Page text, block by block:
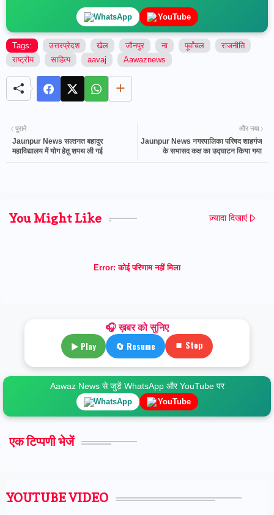
WhatsApp YouTube
Tags: उत्तरप्रेदश खेल जौनपुर ना पूर्वांचल
राजनीति
राष्ट्रीय
साहित्य aavaj Aawaznews
और नया
Jaunpur News नगरपालिका परिषद शाहगंज
के सभासद कक्ष का उद्घाटन किया गया
पुराने
Jaunpur News सल्तनत बहादुर
महाविद्यालय में योग हेतु शपथ ली गई
You Might Like ज़्यादा दिखाएं
Error: कोई परिणाम नहीं मिला
🎧 ख़बर को सुनिए
▶ Play 🔄 Resume ⏹ Stop
Aawaz News से जुड़ें WhatsApp और YouTube पर
WhatsApp YouTube
एक टिप्पणी भेजें
YOUTUBE VIDEO